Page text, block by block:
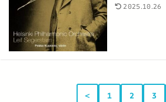
2025.10.26
＜ 1 2 3